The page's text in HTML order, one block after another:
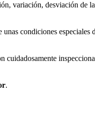
variación, desviación de
condiciones
.